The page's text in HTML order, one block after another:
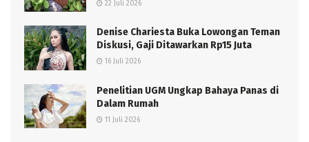
22 Juli 2026
Denise Chariesta Buka Lowongan Teman
Diskusi, Gaji Ditawarkan Rp15 Juta
16 Juli 2026
Penelitian UGM Ungkap Bahaya Panas di
Dalam Rumah
11 Juli 2026